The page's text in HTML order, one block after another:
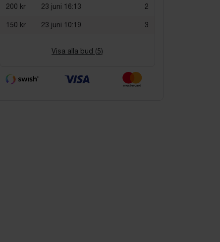
200 kr 23 juni 16:13 2
150 kr 23 juni 10:19 3
Visa alla bud (5)